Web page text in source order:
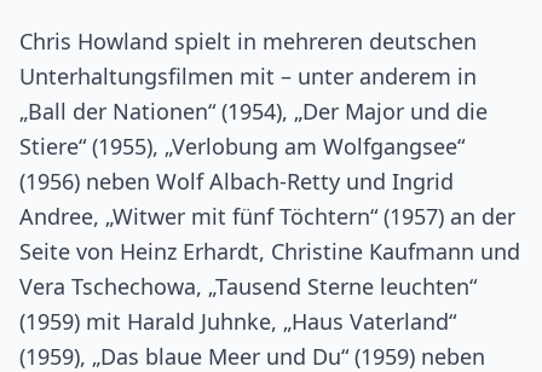
Chris Howland spielt in mehreren deutschen
Unterhaltungsfilmen mit – unter anderem in
„Ball der Nationen“ (1954), „Der Major und die
Stiere“ (1955), „Verlobung am Wolfgangsee“
(1956) neben Wolf Albach-Retty und Ingrid
Andree, „Witwer mit fünf Töchtern“ (1957) an der
Seite von Heinz Erhardt, Christine Kaufmann und
Vera Tschechowa, „Tausend Sterne leuchten“
(1959) mit Harald Juhnke, „Haus Vaterland“
(1959), „Das blaue Meer und Du“ (1959) neben